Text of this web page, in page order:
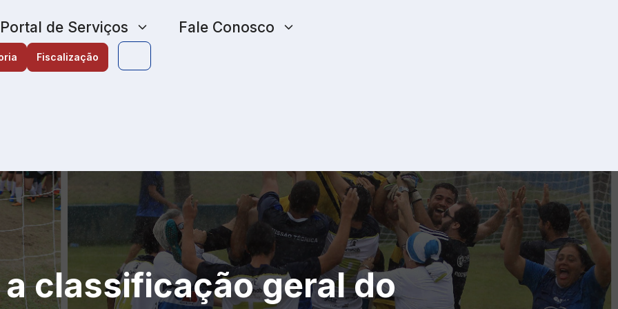
Portal de Serviços Fale Conosco
Fiscalização
classificação geral do